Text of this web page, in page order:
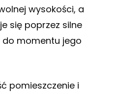
wysokości, a
się poprzez silne
momentu jego
pomieszczenie i